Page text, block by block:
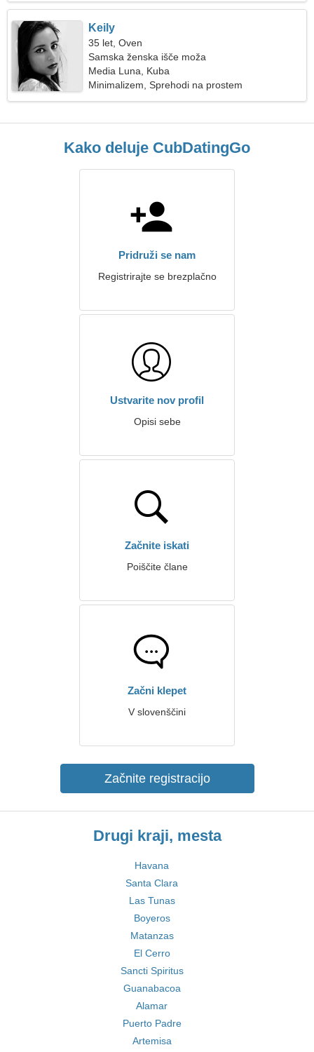
Keily
35 let, Oven
Samska ženska išče moža
Media Luna, Kuba
Minimalizem, Sprehodi na prostem
Kako deluje CubDatingGo
Pridruži se nam
Registrirajte se brezplačno
Ustvarite nov profil
Opisi sebe
Začnite iskati
Poiščite člane
Začni klepet
V slovenščini
Začnite registracijo
Drugi kraji, mesta
Havana
Santa Clara
Las Tunas
Boyeros
Matanzas
El Cerro
Sancti Spiritus
Guanabacoa
Alamar
Puerto Padre
Artemisa